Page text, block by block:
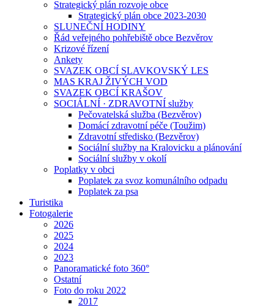
Strategický plán rozvoje obce
Strategický plán obce 2023-2030
SLUNEČNÍ HODINY
Řád veřejného pohřebiště obce Bezvěrov
Krizové řízení
Ankety
SVAZEK OBCÍ SLAVKOVSKÝ LES
MAS KRAJ ŽIVÝCH VOD
SVAZEK OBCÍ KRAŠOV
SOCIÁLNÍ · ZDRAVOTNÍ služby
Pečovatelská služba (Bezvěrov)
Domácí zdravotní péče (Toužim)
Zdravotní středisko (Bezvěrov)
Sociální služby na Kralovicku a plánování
Sociální služby v okolí
Poplatky v obci
Poplatek za svoz komunálního odpadu
Poplatek za psa
Turistika
Fotogalerie
2026
2025
2024
2023
Panoramatické foto 360°
Ostatní
Foto do roku 2022
2017